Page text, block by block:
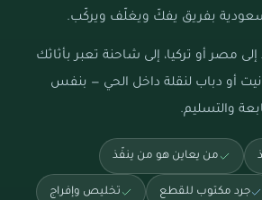
بفريق يفكّ ويغلّف ويركّب.
مصر أو تركيا، إلى شاحنة تعبر بأثاثك
أو دباب لنقلة داخل الحي — بنفس
والتسليم.
من يعاين هو من ينفّذ
جرد مكتوب للقطع تخليص وإفراج